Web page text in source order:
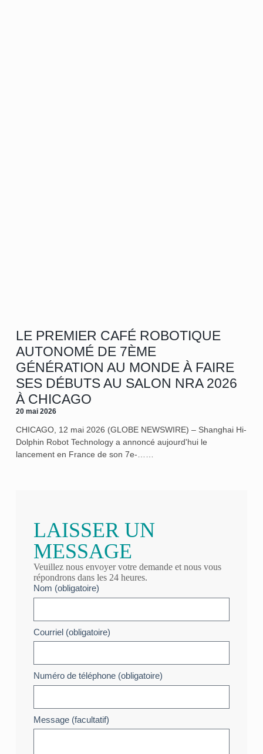
LE PREMIER CAFÉ ROBOTIQUE
AUTONOMÉ DE 7ÈME
GÉNÉRATION AU MONDE À FAIRE
SES DÉBUTS AU SALON NRA 2026
À CHICAGO
20 mai 2026
CHICAGO, 12 mai 2026 (GLOBE NEWSWIRE) – Shanghai Hi-
Dolphin Robot Technology a annoncé aujourd'hui le
lancement en France de son 7e‑……
LAISSER UN
MESSAGE
Veuillez nous envoyer votre demande et nous vous
répondrons dans les 24 heures.
Nom (obligatoire)
Courriel (obligatoire)
Numéro de téléphone (obligatoire)
Message (facultatif)